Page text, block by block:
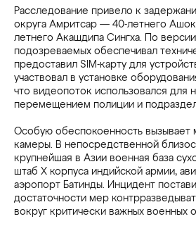
Расследование привело к
округа Амритсар — 40-летнего
летнего Акашдипа Сингха. По
подозреваемых обеспечивал
предоставил SIM-карту для
участвовал в установке
что видеопоток использовался для
перемещением полиции и
Особую обеспокоенность вызывает
камеры. В непосредственной
крупнейшая в Азии военная база
штаб X корпуса индийской армии,
аэропорт Батинды. Инцидент
достаточности мер
вокруг критически важных военных